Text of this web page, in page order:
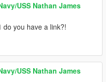
USS Nathan James
do you have a link?!
USS Nathan James